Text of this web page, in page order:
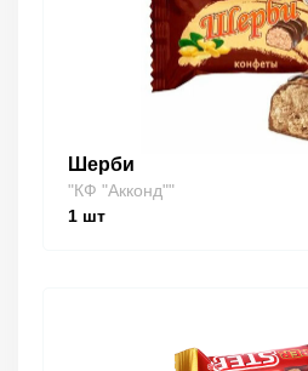
Шерби
"КФ "Акконд""
1 шт